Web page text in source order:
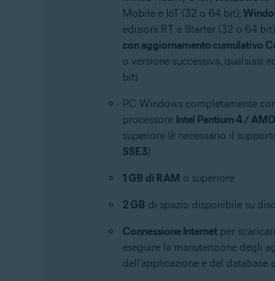
Mobile e IoT (32 o 64 bit);
edizioni RT e Starter (32 o 64
con aggiornamento cumulativo
o versione successiva, qualsiasi
bit)
PC Windows completamente
processore Intel Pentium 4 /
superiore (è necessario il
SSE3)
1 GB di RAM o superiore
2 GB di spazio disponibile su
Connessione Internet per
eseguire la manutenzione degli
dell'applicazione e del database